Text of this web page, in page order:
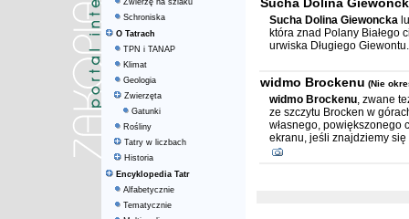
Zwierzę na szlaku
Schroniska
O Tatrach
TPN i TANAP
Klimat
Geologia
Zwierzęta
Gatunki
Rośliny
Tatry w liczbach
Historia
Encyklopedia Tatr
Alfabetycznie
Tematycznie
Sucha Dolina Giewoncka
która znad Polany Białego
urwiska Długiego Giewontu.
widmo Brockenu (Nie
widmo Brockenu, zwane
ze szczytu Brocken w
własnego, powiększonego
ekranu, jeśli znajdziemy się